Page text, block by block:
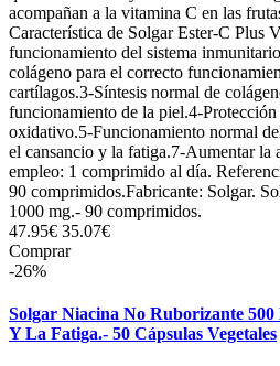
acompañan a la vitamina C en las
Característica de Solgar Ester-C Plus
funcionamiento del sistema
colágeno para el correcto
cartílagos.3-Síntesis normal de
funcionamiento de la piel.4-Protección
oxidativo.5-Funcionamiento normal
el cansancio y la fatiga.7-Aumentar la
empleo: 1 comprimido al día.
90 comprimidos.Fabricante: Solgar.
1000 mg.- 90 comprimidos.
47.95€ 35.07€
Comprar
-26%
Solgar Niacina No Ruborizante
Y La Fatiga.- 50 Cápsulas Vegetales